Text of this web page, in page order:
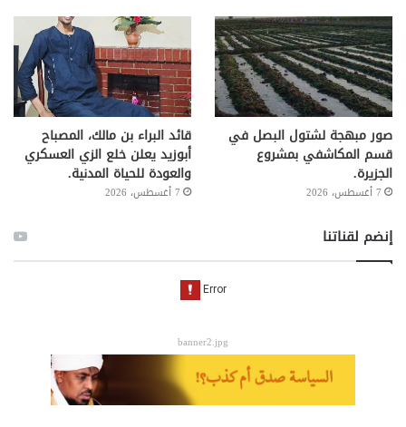
صور مبهجة لشتول البصل في
قسم المكاشفي بمشروع
الجزيرة.
7 أغسطس، 2026
قائد البراء بن مالك، المصباح
أبوزيد يعلن خلع الزي العسكري
والعودة للحياة المدنية.
7 أغسطس، 2026
إنضم لقناتنا
banner2.jpg